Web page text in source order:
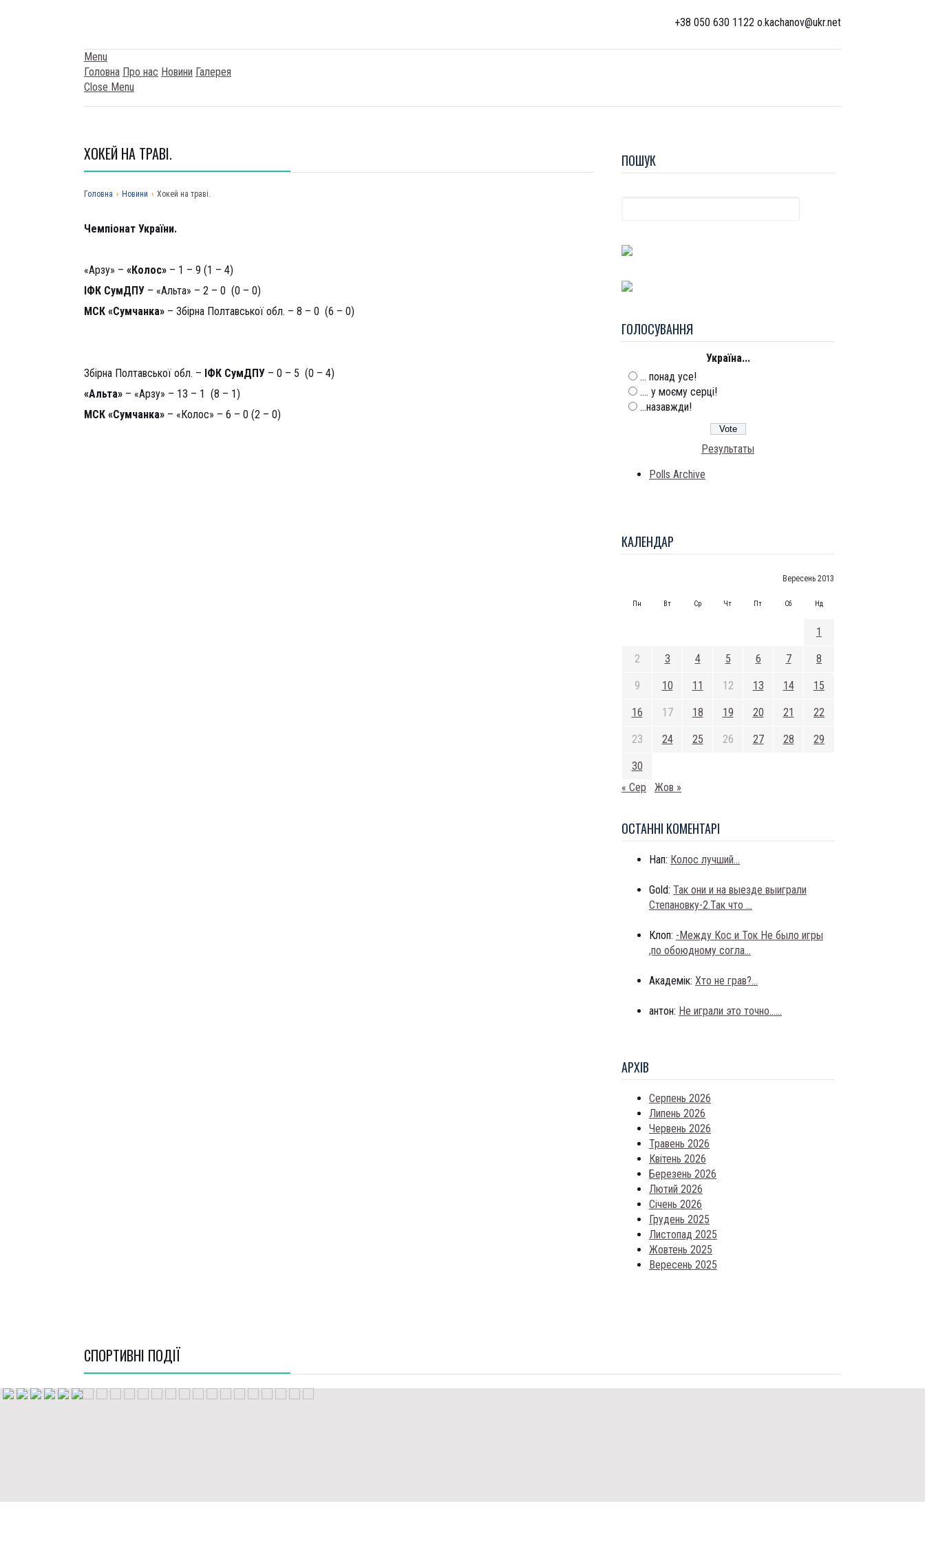
+38 050 630 1122 o.kachanov@ukr.net
Menu
Головна Про нас Новини Галерея
Close Menu
ПОШУК
ГОЛОСУВАННЯ
Україна...
... понад усе!
.... у моєму серці!
...назавжди!
Результаты
Polls Archive
КАЛЕНДАР
Вересень 2013
Пн Вт Ср Чт Пт Сб Нд
1
2 3 4 5 6 7 8
9 10 11 12 13 14 15
16 17 18 19 20 21 22
23 24 25 26 27 28 29
30
« Сер
Жов »
ОСТАННI КОМЕНТАРI
Нап: Колос лучший...
Gold: Так они и на выезде выиграли
Степановку-2.Так что ...
Клоп: -Между Кос и Ток Не было игры
,по обоюдному согла...
Академік: Хто не грав?...
антон: Не играли это точно......
АРХIВ
Серпень 2026
Липень 2026
Червень 2026
Травень 2026
Квітень 2026
Березень 2026
Лютий 2026
Січень 2026
Грудень 2025
Листопад 2025
Жовтень 2025
Вересень 2025
ХОКЕЙ НА ТРАВІ.
Головна › Новини › Хокей на траві.
Чемпіонат України.
«Арзу» – «Колос» – 1 – 9 (1 – 4)
IФК СумДПУ – «Альта» – 2 – 0 (0 – 0)
МСК «Сумчанка» – Збірна Полтавської обл. – 8 – 0 (6 – 0)
Збірна Полтавської обл. – ІФК СумДПУ – 0 – 5 (0 – 4)
«Альта» – «Арзу» – 13 – 1 (8 – 1)
МСК «Сумчанка» – «Колос» – 6 – 0 (2 – 0)
СПОРТИВНI ПОДІЇ